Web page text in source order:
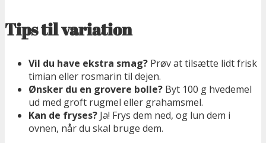
Tips til variation
Vil du have ekstra smag? Prøv at tilsætte lidt frisk
timian eller rosmarin til dejen.
Ønsker du en grovere bolle? Byt 100 g hvedemel
ud med groft rugmel eller grahamsmel.
Kan de fryses? Ja! Frys dem ned, og lun dem i
ovnen, når du skal bruge dem.